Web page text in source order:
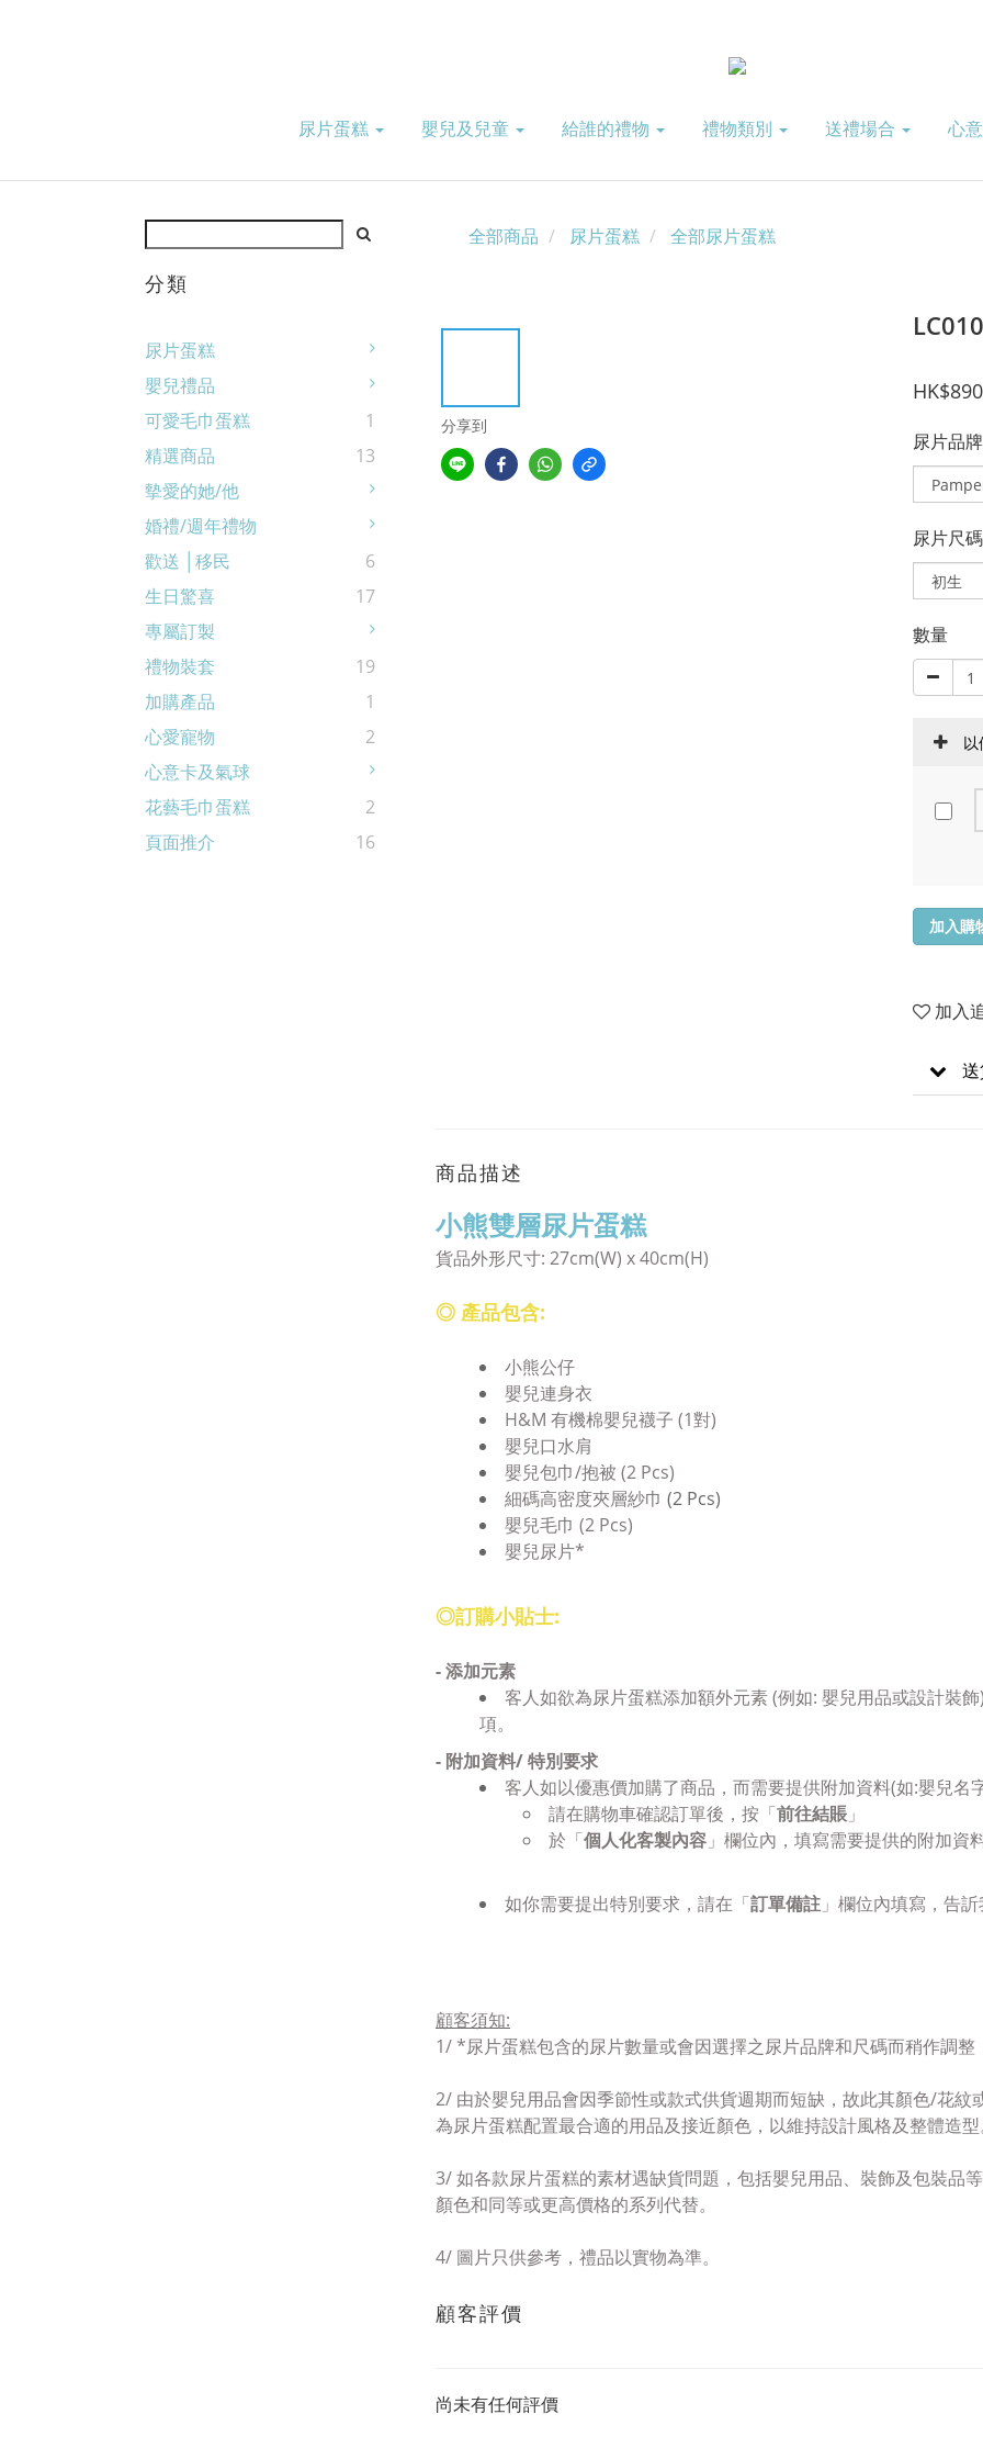
尿片蛋糕 嬰兒及兒童 給誰的禮物 禮物類別 送禮場合 心
分類
尿片蛋糕
嬰兒禮品
可愛毛巾蛋糕
1
精選商品
13
摰愛的她/他
婚禮/週年禮物
歡送 │移民
6
生日驚喜
17
專屬訂製
禮物裝套
19
加購產品
1
心愛寵物
2
心意卡及氣球
花藝毛巾蛋糕
2
頁面推介
16
全部商品 尿片蛋糕 全部尿片蛋糕
分享到
尿片品牌
尿片尺碼
數量
以
加入購
加入
商品描述
小熊雙層尿片蛋糕
貨品外形尺寸: 27cm(W) x 40cm(H)
◎ 產品包含:
小熊公仔
嬰兒連身衣
H&M 有機棉嬰兒襪子 (1對)
嬰兒口水肩
嬰兒包巾/抱被 (2 Pcs)
細碼高密度夾層紗巾 (2 Pcs)
嬰兒毛巾 (2 Pcs)
嬰兒尿片*
◎訂購小貼士:
- 添加元素
客人如欲為尿片蛋糕添加額外元素 (例如: 嬰兒用品或設計裝
項。
- 附加資料/ 特別要求
客人如以優惠價加購了商品，而需要提供附加資料(如:嬰兒名
請在購物車確認訂單後，按「前往結賬 」
於「個人化客製內容 」欄位內，填寫需要提供的附加資
如你需要提出特別要求，請在「訂單備註 」欄位內填寫，告
顧客須知:
1/ *尿片蛋糕包含的尿片數量或會因選擇之尿片品牌和尺碼而稍作調整
2/ 由於嬰兒用品會因季節性或款式供貨週期而短缺 ，故此其顏色/花紋
為尿片蛋糕配置最合適的用品及接近顏色，以維持設計風格及整體造型
3/如各款尿片蛋糕的素材遇缺貨問題 ，包括嬰兒用品、 裝飾及包裝品
顏色和同等或更高價格的系列代替。
4/ 圖片只供參考，禮品以實物為準。
顧客評價
尚未有任何評價